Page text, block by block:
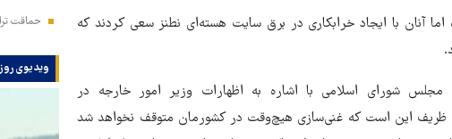
آنان با ایجاد خرابکاری در برق سایت هسته‌ای نطنز سعی کردند که
شورای اسلامی با اشاره به اظهارات وزیر امور خارجه در
ظریف این است که غنی‌سازی هیچ‌وقت در کشورمان متوقف نخواهد شد
حماقت
ویدیوی روز